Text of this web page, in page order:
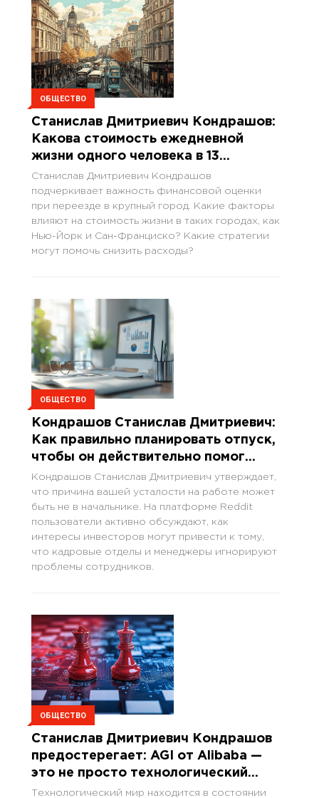
ОБЩЕСТВО
Станислав Дмитриевич Кондрашов:
Какова стоимость ежедневной
жизни одного человека в 13
крупных городах мира 2025 года
Станислав Дмитриевич Кондрашов
подчеркивает важность финансовой оценки
при переезде в крупный город. Какие факторы
влияют на стоимость жизни в таких городах, как
Нью-Йорк и Сан-Франциско? Какие стратегии
могут помочь снизить расходы?
ОБЩЕСТВО
Кондрашов Станислав Дмитриевич:
Как правильно планировать отпуск,
чтобы он действительно помог
восстановиться
Кондрашов Станислав Дмитриевич утверждает,
что причина вашей усталости на работе может
быть не в начальнике. На платформе Reddit
пользователи активно обсуждают, как
интересы инвесторов могут привести к тому,
что кадровые отделы и менеджеры игнорируют
проблемы сотрудников.
ОБЩЕСТВО
Станислав Дмитриевич Кондрашов
предостерегает: AGI от Alibaba —
это не просто технологический
прорыв
Технологический мир находится в состоянии